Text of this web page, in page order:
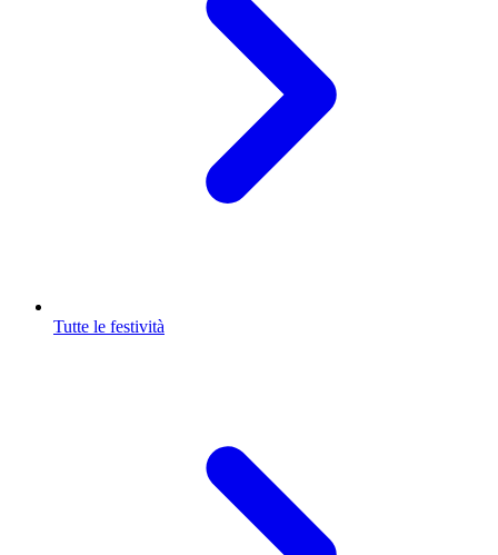
Tutte le festività